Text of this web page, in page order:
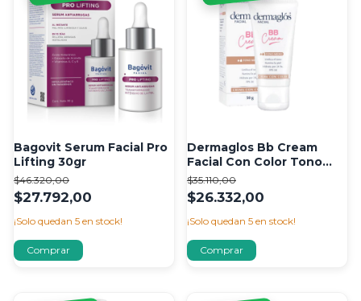
Bagovit Serum Facial Pro
Lifting 30gr
$27.792,00
$46.320,00
¡Solo quedan 5 en stock!
Dermaglos Bb Cream
Facial Con Color Tono
Medio Fps30 50 G
$26.332,00
$35.110,00
¡Solo quedan 5 en stock!